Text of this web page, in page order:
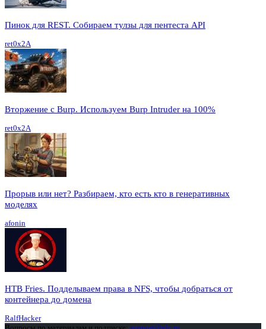
Пинок для REST. Собираем тулзы для пентеста API
ret0x2A
Вторжение с Burp. Используем Burp Intruder на 100%
ret0x2A
Прорыв или нет? Разбираем, кто есть кто в генеративных
моделях
afonin
HTB Fries. Подделываем права в NFS, чтобы добраться от
контейнера до домена
RalfHacker